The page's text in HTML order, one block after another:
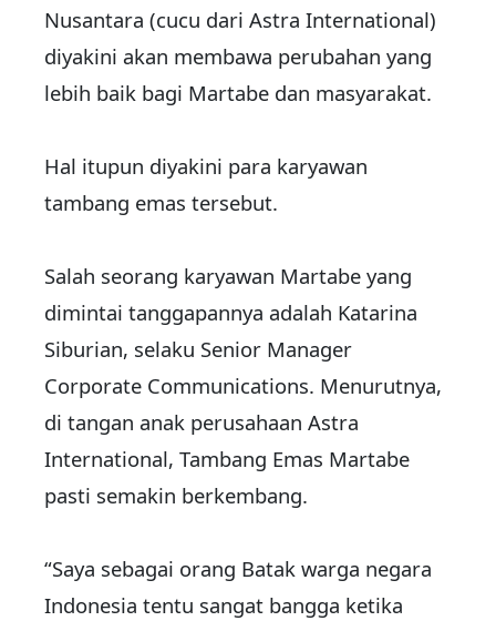
Nusantara (cucu dari Astra International)
diyakini akan membawa perubahan yang
lebih baik bagi Martabe dan masyarakat.
Hal itupun diyakini para karyawan
tambang emas tersebut.
Salah seorang karyawan Martabe yang
dimintai tanggapannya adalah Katarina
Siburian, selaku Senior Manager
Corporate Communications. Menurutnya,
di tangan anak perusahaan Astra
International, Tambang Emas Martabe
pasti semakin berkembang.
“Saya sebagai orang Batak warga negara
Indonesia tentu sangat bangga ketika